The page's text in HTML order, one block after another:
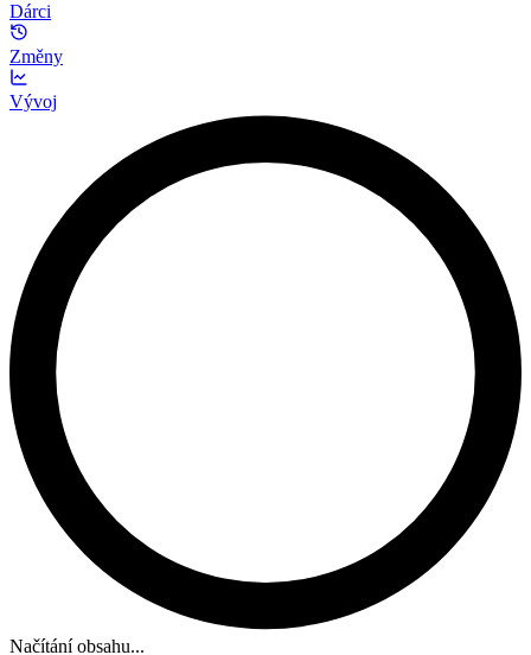
Dárci
Změny
Vývoj
Načítání obsahu...